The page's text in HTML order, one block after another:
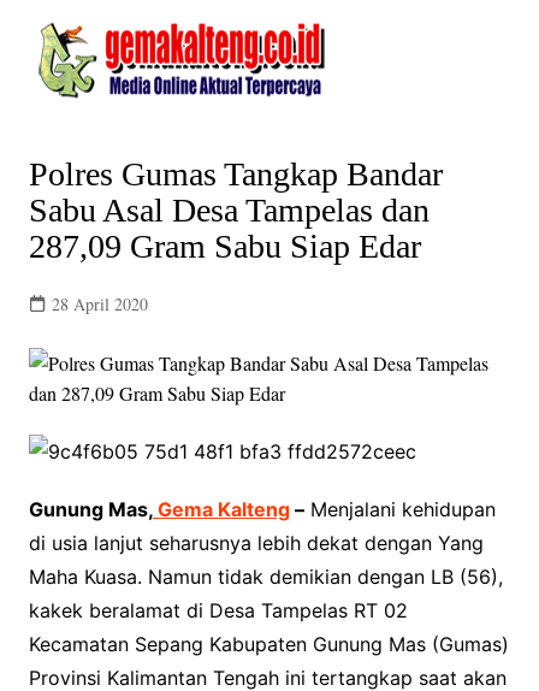
content
Polres Gumas Tangkap Bandar
Sabu Asal Desa Tampelas dan
287,09 Gram Sabu Siap Edar
28 April 2020
Gunung Mas,Gema Kalteng–Menjalani kehidupan
di usia lanjut seharusnya lebih dekat dengan Yang
Maha Kuasa. Namun tidak demikian dengan LB (56),
kakek beralamat di Desa Tampelas RT 02
Kecamatan Sepang Kabupaten Gunung Mas (Gumas)
Provinsi Kalimantan Tengah ini tertangkap saat akan